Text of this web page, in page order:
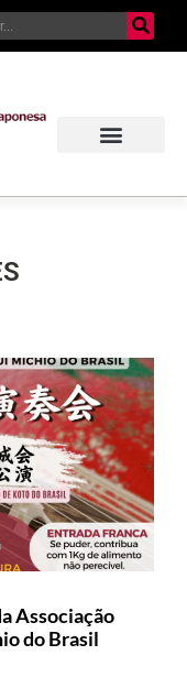
Associação
do Brasil